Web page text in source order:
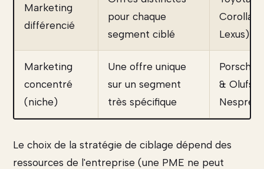
Marketing
différencié
pour chaque
segment ciblé
Corolla /
Lexus)
Marketing
concentré
(niche)
Une offre unique
sur un segment
très spécifique
Porsche,
&
Le choix de la stratégie de ciblage dépend des
ressources de l'entreprise (une PME ne peut